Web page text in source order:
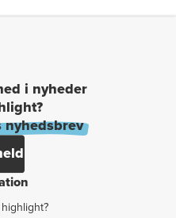
i nyheder